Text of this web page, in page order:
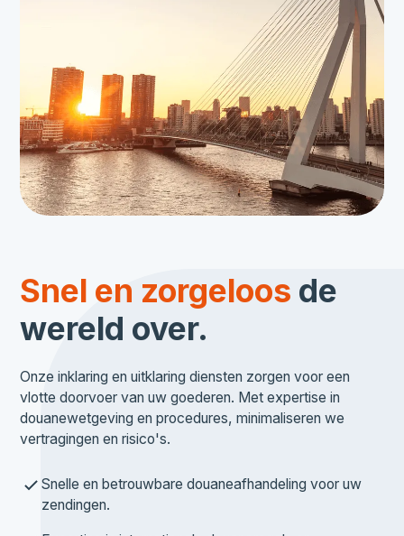
Snel en zorgeloos de
wereld over.
Onze inklaring en uitklaring diensten zorgen voor een
vlotte doorvoer van uw goederen. Met expertise in
douanewetgeving en procedures, minimaliseren we
vertragingen en risico's.
Snelle en betrouwbare douaneafhandeling voor uw
zendingen.